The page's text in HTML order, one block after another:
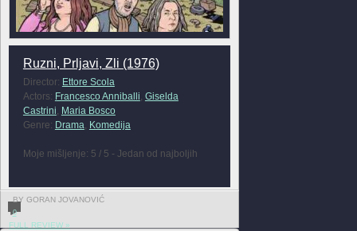
Ruzni, Prljavi, Zli (1976)
Director: Ettore Scola
Actors: Francesco Anniballi, Giselda
Castrini, Maria Bosco
Genre: Drama, Komedija
Moje mišljenje: 5 / 5 - Jedan od najboljih
BY GORAN JOVANOVIĆ
0
FULL REVIEW »